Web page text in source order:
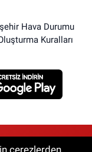
Hava Durumu
Kuralları
hakkı saklıdır.
çerezlerden